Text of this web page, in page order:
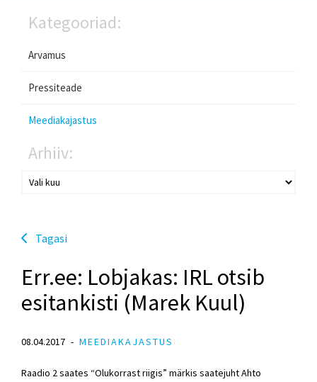
Kategooriad:
Arvamus
Pressiteade
Meediakajastus
Arhiiv:
Tagasi
Err.ee: Lobjakas: IRL otsib
esitankisti (Marek Kuul)
08.04.2017 MEEDIAKAJASTUS
Raadio 2 saates “Olukorrast riigis” märkis saatejuht Ahto